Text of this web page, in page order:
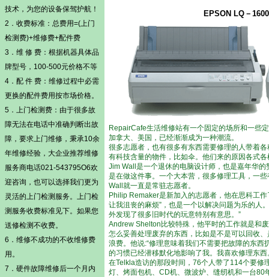
技术，为您的设备保驾护航！
2．收费标准：总费用=(上门
检测费)+维修费+配件费
3．维 修 费：根据机器具体品
牌型号，100-500元价格不等
4．配 件 费：维修过程中必需
更换的配件费用按市场价格。
5． 上门检测费 ：由于很多故
障无法在电话中准确判断出故
障，要求上门维修，秉承10余
年维修经验，大企业推荐维修
服务商电话021-543795O6欢
迎咨询，也可以选择我们更为
灵活的上门检测 服务。 上门检
测 服务收费标准见下。如果您
送修检测不收费。
6．维修不成功的不收维修费
用。
7．硬件故障维修后一个月内
EPSON LQ－
RepairCafe生活维修站有一个固定的场所和一些
加拿大、美国，已经渐渐成为一种潮流。
很多志愿者，也有很多有东西需要修理的人带着
有科技含量的物件，比如伞。他们来的原因各式
Jim Wall是一个退休的电脑设计师，也是嘉年华
是在做这件事。一个大本营，很多修理工具，一
Wall就一直是常驻志愿者。
Philip Remaker是新加入的志愿者，他在思科工
让我沮丧的麻烦”，也是一个以解决问题为乐的人
外发现了很多旧时代的玩意特别有意思。”
Andrew Shelton比较特殊，他平时的工作就是和
怎么妥善处理废弃的东西，比如是不是可以回收
浪费。他说:“修理意味着我们不需要把故障的东
的习惯已经潜移默化地影响了我。我喜欢修理东西
在Telkla造访的那段时间，76个人带了114个要修
灯、烤面包机、CD机、微波炉、缝纫机和一台